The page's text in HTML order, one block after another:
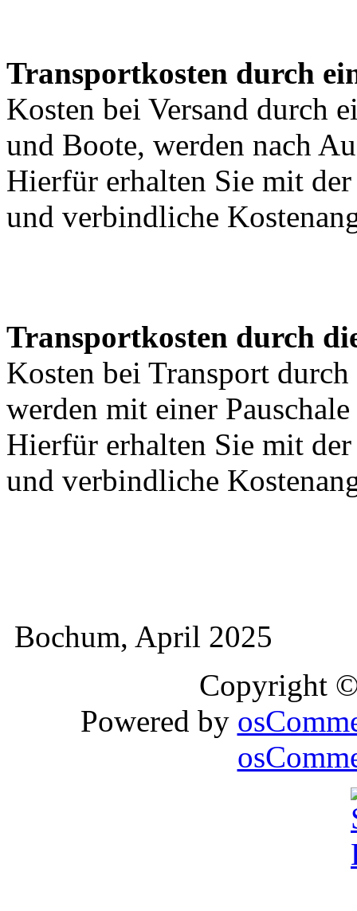
Transportkosten durch
Kosten bei Versand durch
und Boote, werden nach
Hierfür erhalten Sie mit
und verbindliche
Transportkosten durch
Kosten bei Transport
werden mit einer
Hierfür erhalten Sie mit
und verbindliche
Bochum, April 2025
Copyright
Powered by